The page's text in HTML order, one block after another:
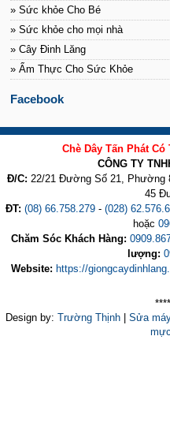
» Sức khỏe Cho Bé
» Sức khỏe cho mọi nhà
» Cây Đinh Lăng
» Ẩm Thực Cho Sức Khỏe
Facebook
Chè Dây Tấn Phát
CÔNG TY
Đ/C: 22/21 Đường Số 21, Phường
45
ĐT: (08) 66.758.279 - (028)
hoặc
Chăm Sóc Khách Hàng:
lượng:
Website: https://
Design by: Trường Thịnh Sửa